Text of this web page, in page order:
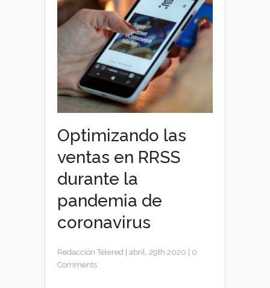
Optimizando las
ventas en RRSS
durante la
pandemia de
coronavirus
Redacción Telered abril, 29th 2020
0
Comments